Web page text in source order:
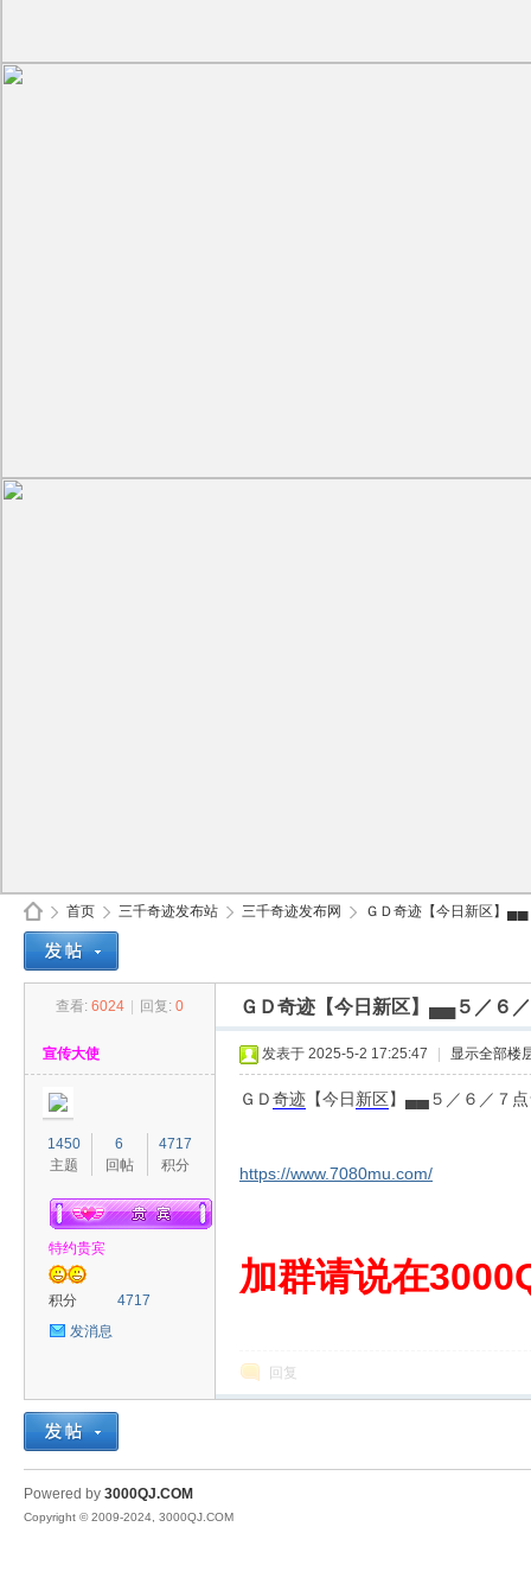
QJ
首页
›
三千奇迹发布站 三千奇迹发布网
›
ＧＤ奇迹【今日新区】
查看: 6024 回复: 0 ＧＤ奇迹【今日新区】▄▄５／
宣传大使
1450
主题
6
回帖
4717
积分
特约贵宾
积分
4717
发消息
发表于 2025-5-2 17:25:47 显示全部楼
ＧＤ奇迹 【今日新区】▄▄５／６／７
https://www.7080mu.com/
加群请说在
回复
Powered by 3000QJ.COM
Copyright © 2009-2024, 3000QJ.COM